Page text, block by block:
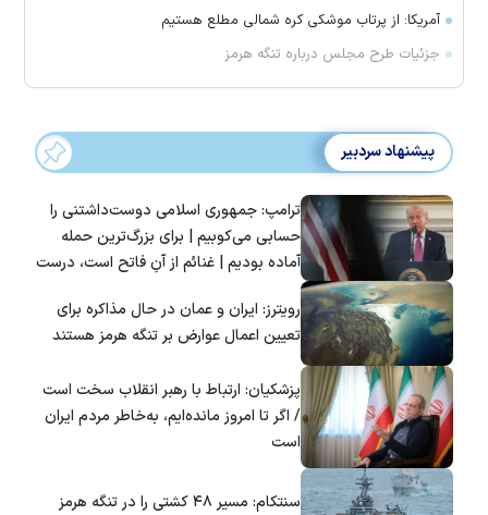
آمریکا: از پرتاب موشکی کره شمالی مطلع هستیم
جزئیات طرح مجلس درباره تنگه هرمز
پیشنهاد سردبیر
ترامپ: جمهوری اسلامی دوست‌داشتنی را
حسابی می‌کوبیم | برای بزرگ‌ترین حمله
آماده بودیم | غنائم از آنِ فاتح است، درست
رویترز: ایران و عمان در حال مذاکره برای
تعیین اعمال عوارض بر تنگه هرمز هستند
پزشکیان: ارتباط با رهبر انقلاب سخت است
/ اگر تا امروز مانده‌ایم، به‌خاطر مردم ایران
است
سنتکام: مسیر ۴۸ کشتی را در تنگه هرمز